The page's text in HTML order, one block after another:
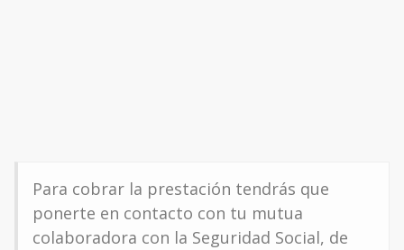
Para cobrar la prestación tendrás que
ponerte en contacto con tu mutua
colaboradora con la Seguridad Social, de